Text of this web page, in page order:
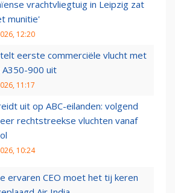
vrachtvliegtuig in Leipzig zat
munitie'
12:20
eerste commerciële vlucht met
A350-900 uit
11:17
uit op ABC-eilanden: volgend
rechtstreekse vluchten vanaf
10:24
ervaren CEO moet het tij keren